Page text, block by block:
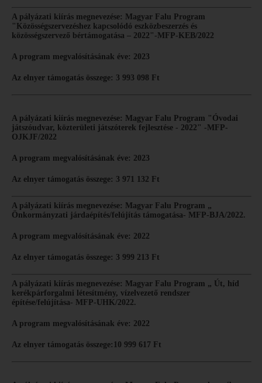
A pályázati kiírás megnevezése: Magyar Falu Program
"Közösségszervezéshez kapcsolódó eszközbeszerzés és
közösségszervező bértámogatása – 2022"-MFP-KEB/2022
A program megvalósításának éve: 2023
Az elnyer támogatás összege: 3 993 098 Ft
A pályázati kiírás megnevezése: Magyar Falu Program "Óvodai
játszóudvar, közterületi játszóterek fejlesztése - 2022" -MFP-
OJKJF/2022
A program megvalósításának éve: 2023
Az elnyer támogatás összege: 3 971 132 Ft
A pályázati kiírás megnevezése: Magyar Falu Program „
Önkormányzati járdaépítés/felújítás támogatása- MFP-BJA/2022.
A program megvalósításának éve: 2022
Az elnyer támogatás összege: 3 999 213 Ft
A pályázati kiírás megnevezése: Magyar Falu Program „ Út, híd
kerékpárforgalmi létesítmény, vízelvezető rendszer
építése/felújítása- MFP-UHK/2022.
A program megvalósításának éve: 2022
Az elnyer támogatás összege:10 999 617 Ft